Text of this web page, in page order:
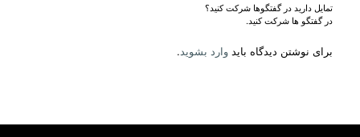
تمایل دارید در گفتگوها شرکت کنید؟
در گفتگو ها شرکت کنید.
برای نوشتن دیدگاه باید وارد بشوید.